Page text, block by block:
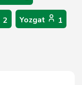
2 Yozgat 1